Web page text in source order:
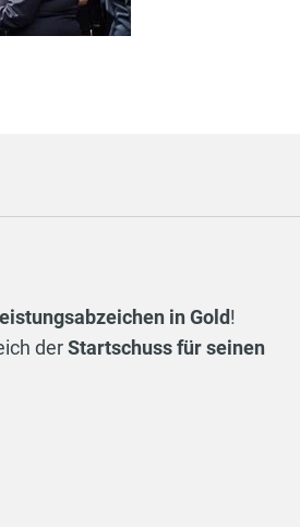
in Gold!
derStartschuss für seinen